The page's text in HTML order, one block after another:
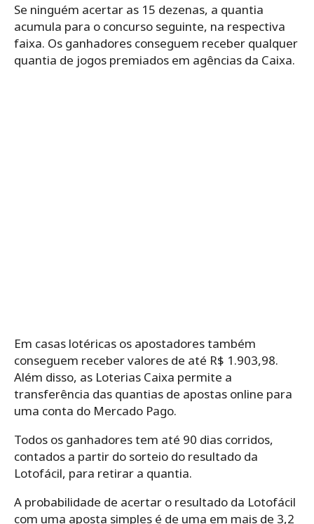
Se ninguém acertar as 15 dezenas, a quantia
acumula para o concurso seguinte, na respectiva
faixa. Os ganhadores conseguem receber qualquer
quantia de jogos premiados em agências da Caixa.
Em casas lotéricas os apostadores também
conseguem receber valores de até R$ 1.903,98.
Além disso, as Loterias Caixa permite a
transferência das quantias de apostas online para
uma conta do Mercado Pago.
Todos os ganhadores tem até 90 dias corridos,
contados a partir do sorteio do resultado da
Lotofácil, para retirar a quantia.
A probabilidade de acertar o resultado da Lotofácil
com uma aposta simples é de uma em mais de 3,2